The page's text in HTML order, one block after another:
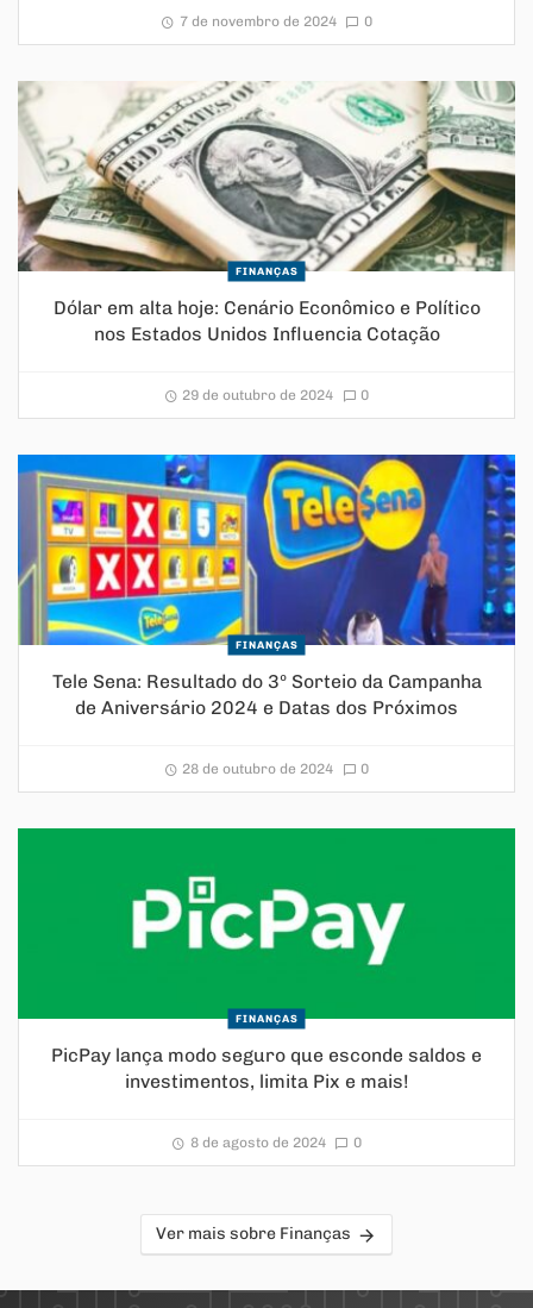
7 de novembro de 2024 0
FINANÇAS
Dólar em alta hoje: Cenário Econômico e Político
nos Estados Unidos Influencia Cotação
29 de outubro de 2024 0
FINANÇAS
Tele Sena: Resultado do 3º Sorteio da Campanha
de Aniversário 2024 e Datas dos Próximos
28 de outubro de 2024 0
FINANÇAS
PicPay lança modo seguro que esconde saldos e
investimentos, limita Pix e mais!
8 de agosto de 2024 0
Ver mais sobre Finanças